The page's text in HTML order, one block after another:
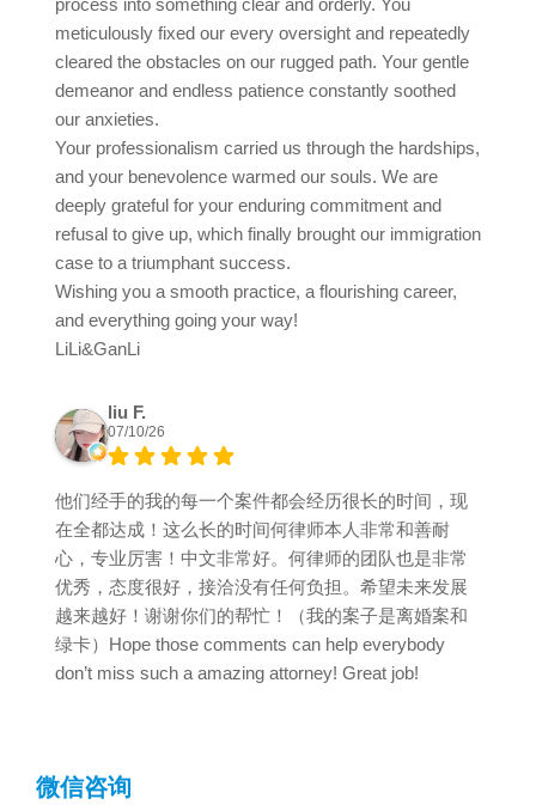
process into something clear and orderly. You
meticulously fixed our every oversight and repeatedly
cleared the obstacles on our rugged path. Your gentle
demeanor and endless patience constantly soothed
our anxieties.
Your professionalism carried us through the hardships,
and your benevolence warmed our souls. We are
deeply grateful for your enduring commitment and
refusal to give up, which finally brought our immigration
case to a triumphant success.
Wishing you a smooth practice, a flourishing career,
and everything going your way!
LiLi&GanLi
liu F.
07/10/26
他们经手的我的每一个案件都会经历很长的时间，现
在全都达成！这么长的时间何律师本人非常和善耐
心，专业厉害！中文非常好。何律师的团队也是非常
优秀，态度很好，接洽没有任何负担。希望未来发展
越来越好！谢谢你们的帮忙！（我的案子是离婚案和
绿卡）Hope those comments can help everybody
don’t miss such a amazing attorney! Great job!
微信咨询